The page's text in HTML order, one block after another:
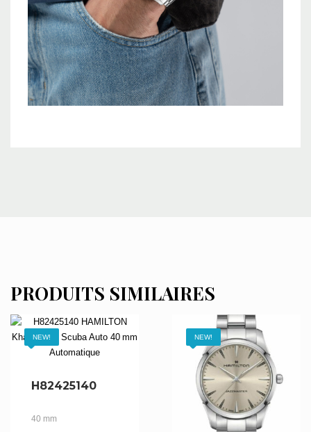
PRODUITS SIMILAIRES
NEW!
H82425140
40 mm
NEW!